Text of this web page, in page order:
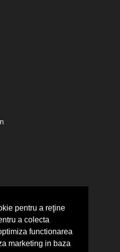
pentru a reţine
a colecta
functionarea
marketing in baza